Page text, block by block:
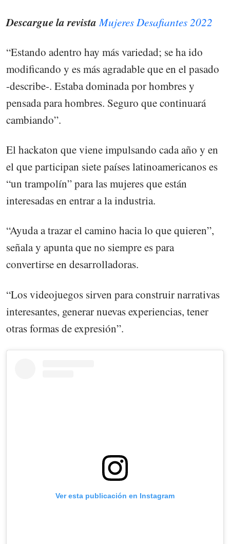
Descargue la revista Mujeres Desafiantes 2022
“Estando adentro hay más variedad; se ha ido
modificando y es más agradable que en el pasado
-describe-. Estaba dominada por hombres y
pensada para hombres. Seguro que continuará
cambiando”.
El hackaton que viene impulsando cada año y en
el que participan siete países latinoamericanos es
“un trampolín” para las mujeres que están
interesadas en entrar a la industria.
“Ayuda a trazar el camino hacia lo que quieren”,
señala y apunta que no siempre es para
convertirse en desarrolladoras.
“Los videojuegos sirven para construir narrativas
interesantes, generar nuevas experiencias, tener
otras formas de expresión”.
Ver esta publicación en Instagram